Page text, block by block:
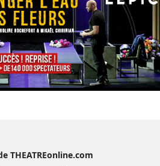
THEATREonline.com